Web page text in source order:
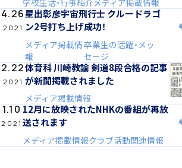
学校生活・行事紹介メディア掲載情報
4.26
2021
星出彰彦宇宙飛行士 クルードラゴ
ン2号打ち上げ成功！
メディア掲載情
報
卒業生の活躍・メッ
セージ
2.22
2021
体育科 川崎教諭 剣道8段合格の記事
が新聞掲載されました
メディア掲載情報
1.10
2021
12月に放映されたNHKの番組が再放
送されます
メディア掲載情報クラブ活動関連情報
国際バカロレア（IB）クラス
スーパーサイエンスハイスクール